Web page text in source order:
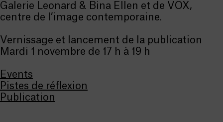
Galerie Leonard & Bina Ellen et de VOX,
centre de l’image contemporaine.
Vernissage et lancement de la publication
Mardi 1 novembre de 17 h à 19 h
Events
Pistes de réflexion
Publication